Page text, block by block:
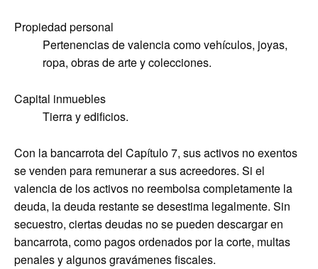
Propiedad personal
Pertenencias de valencia como vehículos, joyas,
ropa, obras de arte y colecciones.
Capital inmuebles
Tierra y edificios.
Con la bancarrota del Capítulo 7, sus activos no exentos
se venden para remunerar a sus acreedores. Si el
valencia de los activos no reembolsa completamente la
deuda, la deuda restante se desestima legalmente. Sin
secuestro, ciertas deudas no se pueden descargar en
bancarrota, como pagos ordenados por la corte, multas
penales y algunos gravámenes fiscales.